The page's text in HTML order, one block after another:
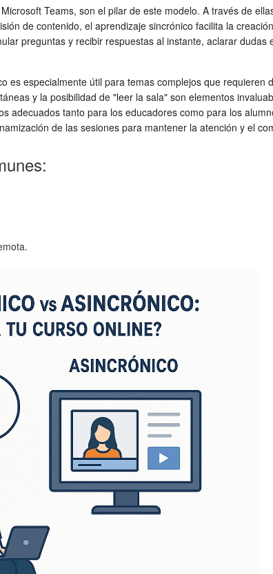
Teams, son el pilar de este modelo. A través de
de contenido, el aprendizaje sincrónico facilita la
preguntas y recibir respuestas al instante, aclarar
es especialmente útil para temas complejos que
y la posibilidad de "leer la sala" son elementos
adecuados tanto para los educadores como para los
de las sesiones para mantener la atención y el